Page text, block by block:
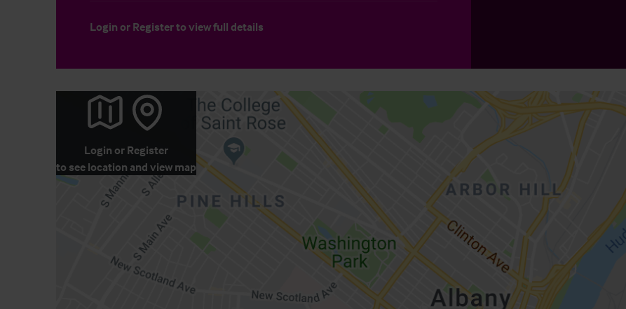
Login or Registerto view full details
Login or Register
to see location and view map